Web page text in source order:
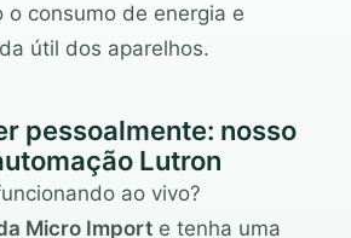
o consumo de energia e
útil dos aparelhos.
pessoalmente: nosso
Lutron
ao vivo?
Micro Import e tenha uma